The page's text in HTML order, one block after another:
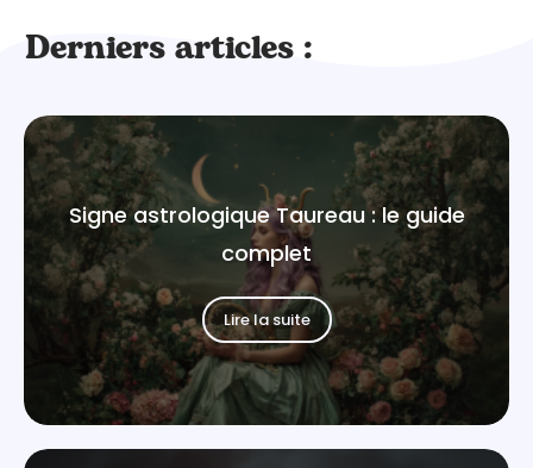
Derniers articles :
Signe astrologique Taureau : le guide
complet
Lire la suite